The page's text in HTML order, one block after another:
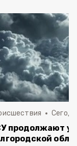
продолжают